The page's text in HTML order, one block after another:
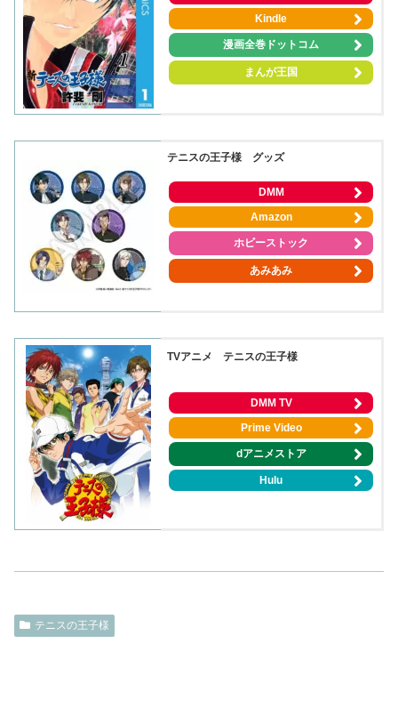
Kindle
漫画全巻ドットコム
まんが王国
テニスの王子様 グッズ
DMM
Amazon
ホビーストック
あみあみ
TVアニメ テニスの王子様
DMM TV
Prime Video
dアニメストア
Hulu
テニスの王子様